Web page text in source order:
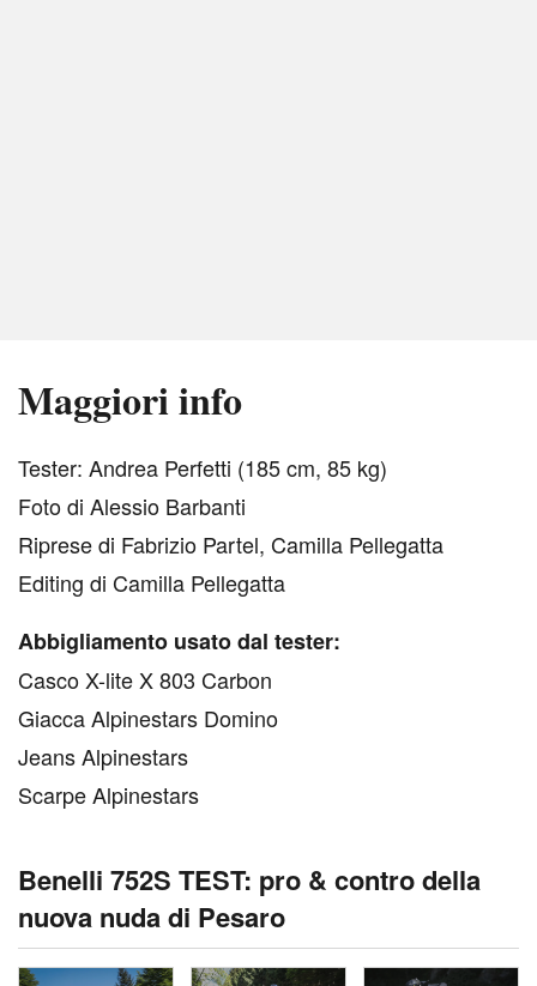
Maggiori info
Tester: Andrea Perfetti (185 cm, 85 kg)
Foto di Alessio Barbanti
Riprese di Fabrizio Partel, Camilla Pellegatta
Editing di Camilla Pellegatta
Abbigliamento usato dal tester:
Casco X-lite X 803 Carbon
Giacca Alpinestars Domino
Jeans Alpinestars
Scarpe Alpinestars
Benelli 752S TEST: pro & contro della
nuova nuda di Pesaro